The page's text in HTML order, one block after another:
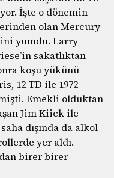
İşte o dönemin
olan Mercury
yumdu. Larry
sakatlıktan
koşu yükünü
12 TD ile 1972
Emekli olduktan
Jim Kiick ile
dışında da alkol
yer aldı.
birer birer